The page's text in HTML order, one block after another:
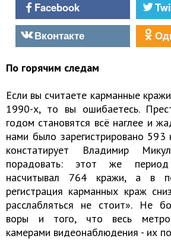
Facebook
Вконтакте
По горячим следам
Если вы считаете карманные
1990-х, то вы ошибаетесь.
годом становятся всё наглее и
нами было зарегистрировано 593
констатирует Владимир
порадовать: этот же
насчитывал 764 кражи, а в
регистрация карманных краж
расслабляться не стоит». Не
воры и того, что весь
камерами видеонаблюдения - их